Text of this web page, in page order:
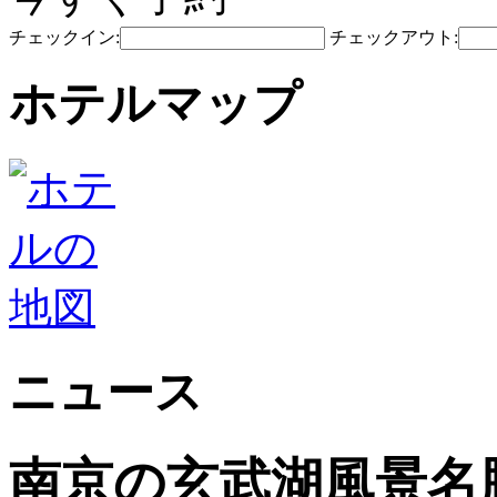
チェックイン: チェックアウト:
ホテルマップ
ニュース
南京の玄武湖風景